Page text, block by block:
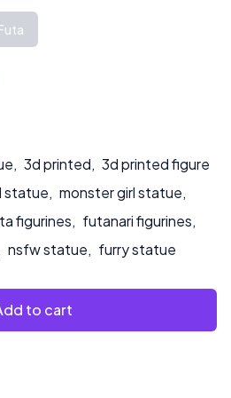
su richiesta, il che
***
o se desiderate che
, 3d printed, 3d printed figure
statue, monster girl statue,
figurines, futanari figurines,
nsfw statue, furry statue
to cart